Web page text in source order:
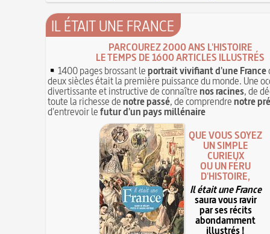
IL ÉTAIT UNE FRANCE
PARCOUREZ 2000 ANS L'HISTOIRE
LE TEMPS DE 1600 ARTICLES ILLUSTRÉS
1400 pages brossant leportrait vivifiant d'une France
deux siècles était la première puissance du monde. Une
divertissante et instructive de connaîtrenos racines, de
toute la richesse denotre passé, de comprendrenotre
d'entrevoir lefutur d'un pays millénaire
QUE VOUS SOYEZ
UN SIMPLE
CURIEUX
OU UN FÉRU
D'HISTOIRE,
Il était une France
saura vous ravir
par ses récits
abondamment
illustrés !